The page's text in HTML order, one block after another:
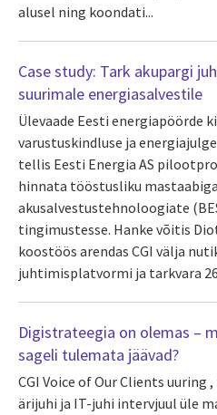
alusel ning koondati...
Case study: Tark akupargi
suurimale energiasalvestile
Ülevaade Eesti energiapöörde
varustuskindluse ja
tellis Eesti Energia AS
hinnata tööstusliku mastaabiga
akusalvestustehnoloogiate
tingimustesse. Hanke võitis
koostöös arendas CGI välja
juhtimisplatvormi ja tarkvara
Digistrateegia on olemas –
sageli tulemata jäävad?
CGI Voice of Our Clients uuring
ärijuhi ja IT-juhi intervjuul üle